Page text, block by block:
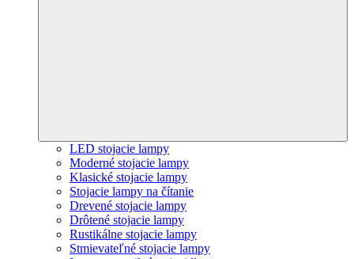
LED stojacie lampy
Moderné stojacie lampy
Klasické stojacie lampy
Stojacie lampy na čítanie
Drevené stojacie lampy
Drôtené stojacie lampy
Rustikálne stojacie lampy
Stmievateľné stojacie lampy